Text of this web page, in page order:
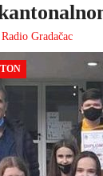
Radio Gradačac